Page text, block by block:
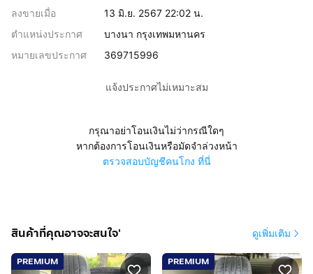
ลงขายเมื่อ
13 มิ.ย. 2567 22:02 น.
ตำแหน่งประกาศ
บางนา กรุงเทพมหานคร
หมายเลขประกาศ
369715996
แจ้งประกาศไม่เหมาะสม
กรุณาอย่าโอนเงินไม่ว่ากรณีใดๆ
หากต้องการโอนเงินหรือมัดจำล่วงหน้า
ตรวจสอบบัญชีคนโกง ที่นี่
สินค้าที่คุณอาจจะสนใจ' ดูเพิ่มเติม
PREMIUM PREMIUM